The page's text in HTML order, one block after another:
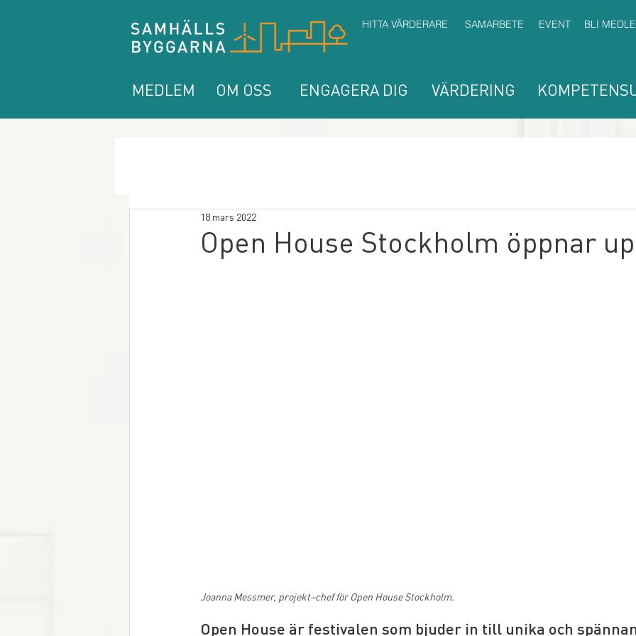
HITTA VÄRDERARE SAMARBETE EVENT BLI
VÄRDERING
ENGAGERA DIG
OM OSS
MEDLEM
Open House Stockholm öppnar
18 mars 2022
Joanna Messmer, projekt–chef för Open House Stockholm.
Open House är festivalen som bjuder in till unika och